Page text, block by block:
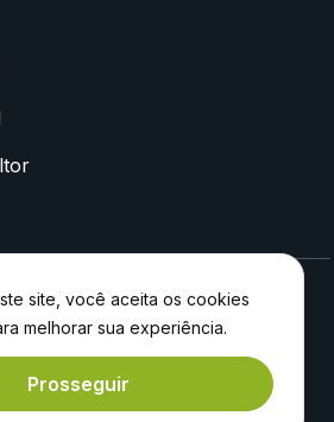
© Apoyo Imóveis
porExperiment®
site, você aceita os cookies
melhorar sua experiência.
Prosseguir